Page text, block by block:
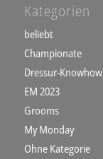
Kategorien
beliebt
Championate
Dressur-Knowhow
EM 2023
Grooms
My Monday
Ohne Kategorie